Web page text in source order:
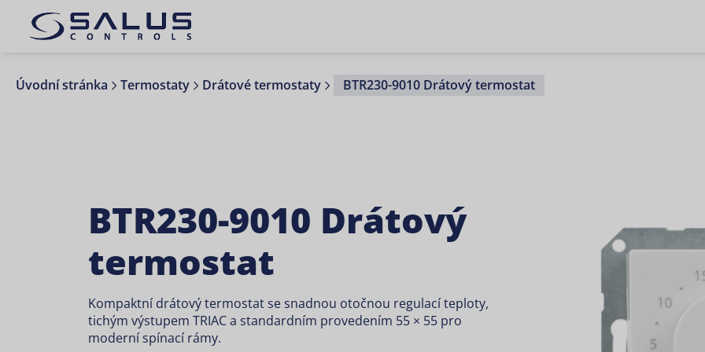
Úvodní stránka Termostaty Drátové termostaty BTR230-9010 Drátový termostat
BTR230-9010 Drátový
termostat
Kompaktní drátový termostat se snadnou otočnou regulací teploty,
tichým výstupem TRIAC a standardním provedením 55 × 55 pro
moderní spínací rámy.